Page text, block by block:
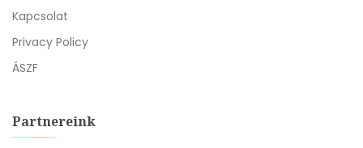
Kapcsolat
Privacy Policy
ÁSZF
Partnereink